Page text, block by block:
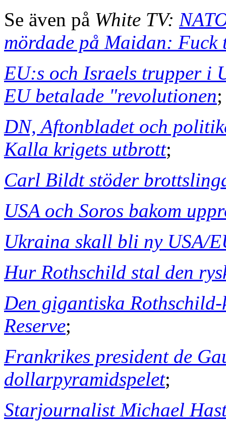
Se även på White TV:
mördade på Maidan: Fuck
EU:s och Israels trupper i
EU betalade "revolutionen;
DN, Aftonbladet och
Kalla krigets utbrott;
Carl Bildt stöder
USA och Soros bakom
Ukraina skall bli ny USA/
Hur Rothschild stal den
Den gigantiska
Reserve;
Frankrikes president de
dollarpyramidspelet;
Starjournalist Michael